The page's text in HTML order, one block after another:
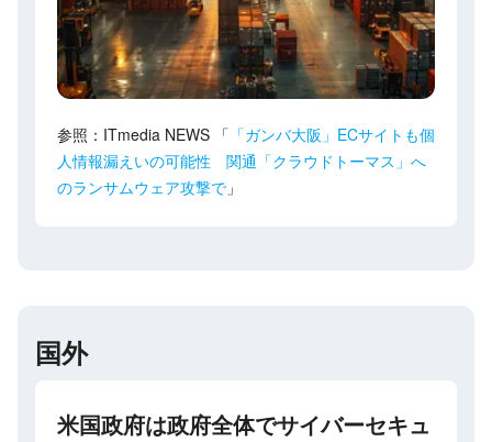
参照：ITmedia NEWS 「 「ガンバ大阪」ECサイトも個
人情報漏えいの可能性 関通「クラウドトーマス」へ
のランサムウェア攻撃で 」
国外
米国政府は政府全体でサイバーセキュ